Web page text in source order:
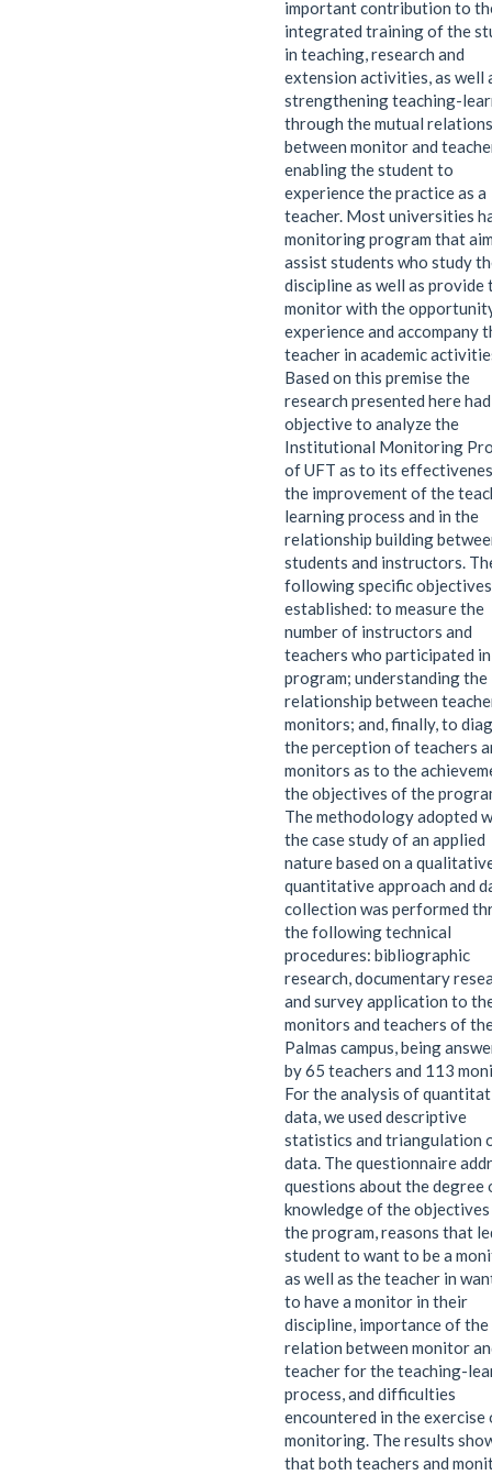
important contribution to
integrated training of the
in teaching, research and
extension activities, as well
strengthening teaching-
through the mutual
between monitor and
enabling the student to
experience the practice as a
teacher. Most universities
monitoring program that
assist students who study
discipline as well as provide
monitor with the
experience and accompany
teacher in academic
Based on this premise the
research presented here
objective to analyze the
Institutional Monitoring
of UFT as to its
the improvement of the
learning process and in the
relationship building
students and instructors.
following specific
established: to measure the
number of instructors and
teachers who participated
program; understanding the
relationship between
monitors; and, finally, to
the perception of teachers
monitors as to the
the objectives of the
The methodology adopted
the case study of an applied
nature based on a
quantitative approach and
collection was performed
the following technical
procedures: bibliographic
research, documentary
and survey application to
monitors and teachers of
Palmas campus, being
by 65 teachers and 113
For the analysis of
data, we used descriptive
statistics and triangulation
data. The questionnaire
questions about the degree
knowledge of the
the program, reasons that
student to want to be a
as well as the teacher in
to have a monitor in their
discipline, importance of the
relation between monitor
teacher for the teaching-
process, and difficulties
encountered in the exercise
monitoring. The results
that both teachers and